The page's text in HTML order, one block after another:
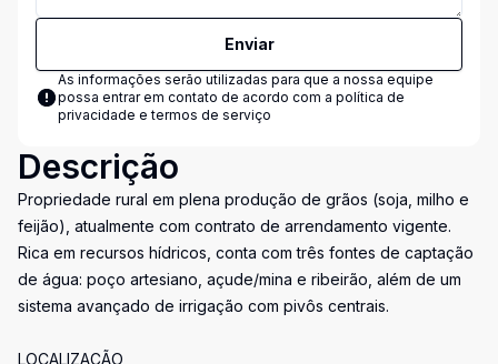
Enviar
As informações serão utilizadas para que a nossa equipe
possa entrar em contato de acordo com a política de
privacidade e termos de serviço
Descrição
Propriedade rural em plena produção de grãos (soja, milho e
feijão), atualmente com contrato de arrendamento vigente.
Rica em recursos hídricos, conta com três fontes de captação
de água: poço artesiano, açude/mina e ribeirão, além de um
sistema avançado de irrigação com pivôs centrais.
LOCALIZAÇÃO